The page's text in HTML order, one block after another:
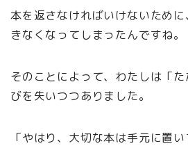
本を返さなければいけないため
きなくなってしまったんですね。
そのことによって、わたしは「
びを失いつつありました。
「やはり、大切な本は手元に置